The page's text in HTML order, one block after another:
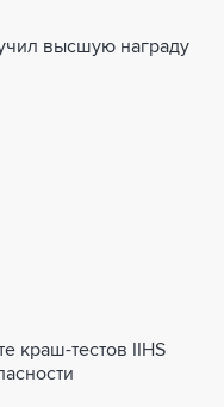
высшую награду
краш-тестов IIHS